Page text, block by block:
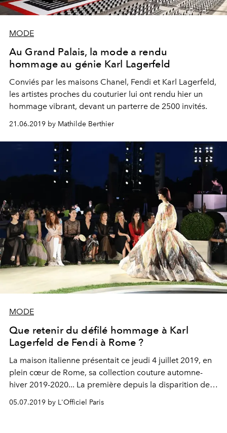
MODE
Au Grand Palais, la mode a rendu
hommage au génie Karl Lagerfeld
Conviés par les maisons Chanel, Fendi et Karl Lagerfeld,
les artistes proches du couturier lui ont rendu hier un
hommage vibrant, devant un parterre de 2500 invités.
21.06.2019 by Mathilde Berthier
MODE
Que retenir du défilé hommage à Karl
Lagerfeld de Fendi à Rome ?
La maison italienne présentait ce jeudi 4 juillet 2019, en
plein cœur de Rome, sa collection couture automne-
hiver 2019-2020... La première depuis la disparition de
05.07.2019 by L'Officiel Paris